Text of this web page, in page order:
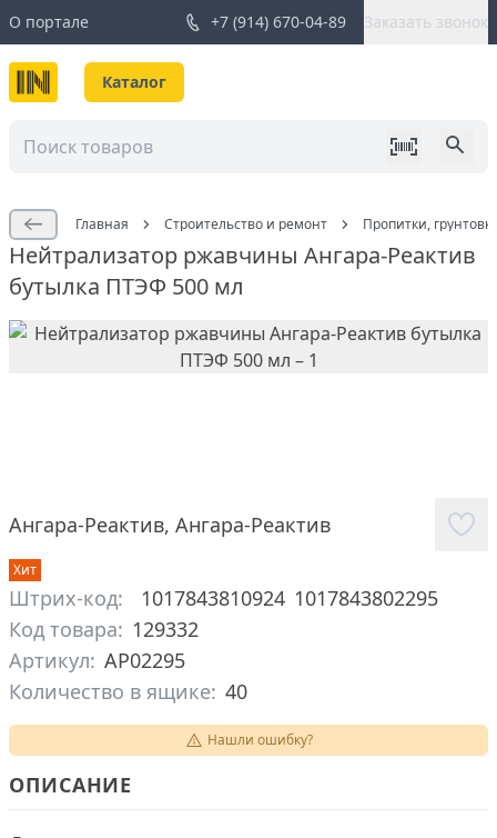
О портале +7 (914) 670-04-89 Заказать звонок
Каталог
Главная Строительство и ремонт Пропитки,
Нейтрализатор ржавчины Ангара-Реактив
бутылка ПТЭФ 500 мл
Ангара-Реактив, Ангара-Реактив
Хит
Штрих-код: 1017843810924 1017843802295
Код товара: 129332
Артикул: АР02295
Количество в ящике: 40
Нашли ошибку?
ОПИСАНИЕ